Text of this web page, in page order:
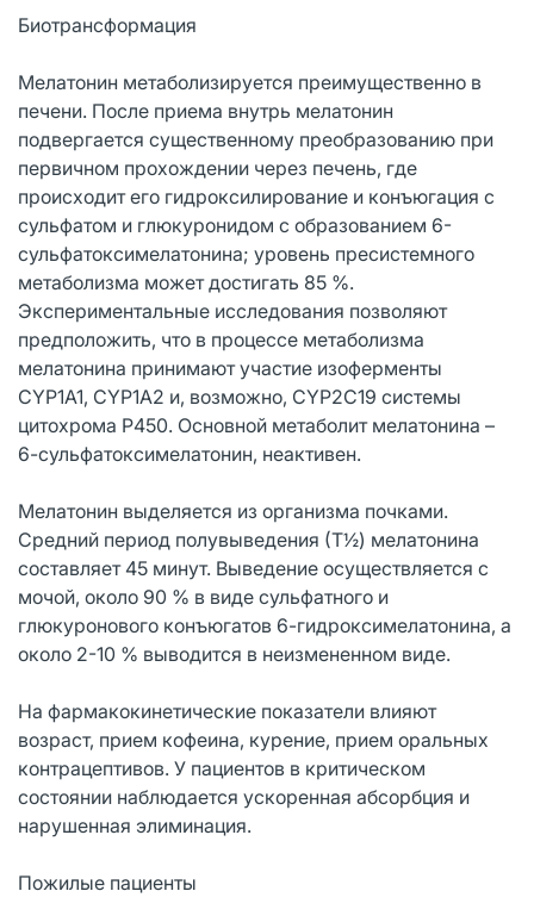
Биотрансформация
Мелатонин метаболизируется преимущественно в
печени. После приема внутрь мелатонин
подвергается существенному преобразованию при
первичном прохождении через печень, где
происходит его гидроксилирование и конъюгация с
сульфатом и глюкуронидом с образованием 6-
сульфатоксимелатонина; уровень пресистемного
метаболизма может достигать 85 %.
Экспериментальные исследования позволяют
предположить, что в процессе метаболизма
мелатонина принимают участие изоферменты
CYP1А1, CYP1A2 и, возможно, CYP2C19 системы
цитохрома Р450. Основной метаболит мелатонина –
6-сульфатоксимелатонин, неактивен.
Мелатонин выделяется из организма почками.
Средний период полувыведения (Т½) мелатонина
составляет 45 минут. Выведение осуществляется с
мочой, около 90 % в виде сульфатного и
глюкуронового конъюгатов 6-гидроксимелатонина, а
около 2-10 % выводится в неизмененном виде.
На фармакокинетические показатели влияют
возраст, прием кофеина, курение, прием оральных
контрацептивов. У пациентов в критическом
состоянии наблюдается ускоренная абсорбция и
нарушенная элиминация.
Пожилые пациенты